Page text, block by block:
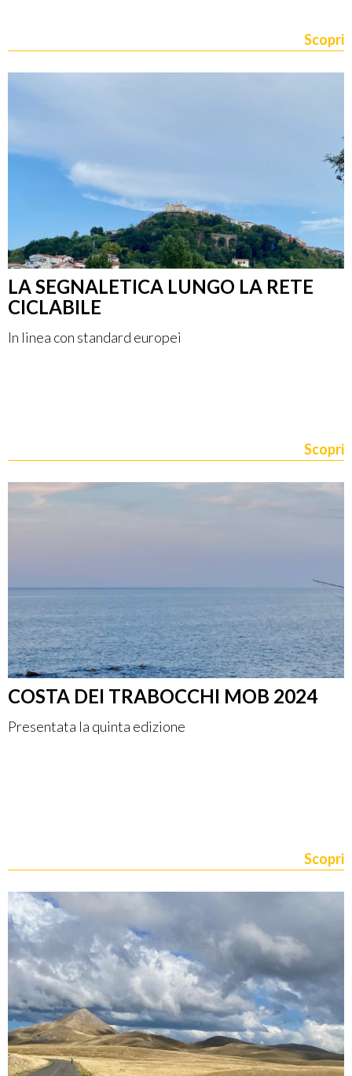
Scopri
LA SEGNALETICA LUNGO LA RETE
CICLABILE
In linea con standard europei
Scopri
COSTA DEI TRABOCCHI MOB 2024
Presentata la quinta edizione
Scopri